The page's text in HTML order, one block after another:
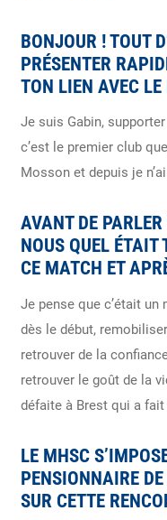
BONJOUR ! TOUT
PRÉSENTER
TON LIEN AVEC LE
Je suis Gabin,
c’est le premier club
Mosson et depuis je
AVANT DE
NOUS QUEL ÉTAIT
CE MATCH ET
Je pense que c’était un
dès le début,
retrouver de la
retrouver le goût de la
défaite à Brest qui a
LE MHSC
PENSIONNAIRE
SUR CETTE